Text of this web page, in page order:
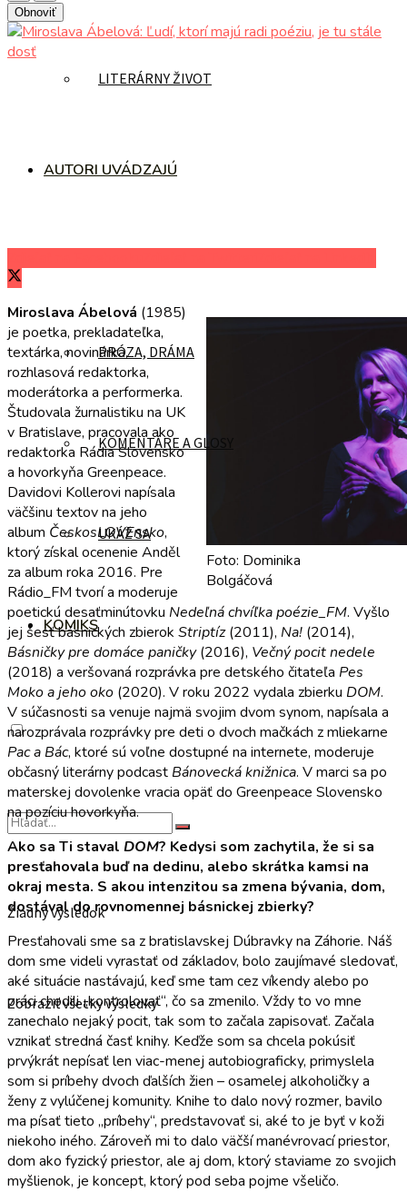
LITERÁRNY ŽIVOT
AUTORI UVÁDZAJÚ
PRÓZA, DRÁMA
KOMENTÁRE A GLOSY
UKÁŽ SA
KOMIKS
Žiadny výsledok
Zobraziť všetky výsledky
Obnoviť
Foto: Dominika
Bolgáčová
Miroslava Ábelová (1985)
je poetka, prekladateľka,
textárka, novinárka,
rozhlasová redaktorka,
moderátorka a performerka.
Študovala žurnalistiku na UK
v Bratislave, pracovala ako
redaktorka Rádia Slovensko
a hovorkyňa Greenpeace.
Davidovi Kollerovi napísala
väčšinu textov na jeho
album ČeskosLOVEnsko,
ktorý získal ocenenie Anděl
za album roka 2016. Pre
Rádio_FM tvorí a moderuje
poetickú desaťminútovku Nedeľná chvíľka poézie_FM. Vyšlo
jej šesť básnických zbierok Striptíz(2011), Na! (2014),
Básničky pre domáce paničky(2016), Večný pocit nedele
(2018) a veršovaná rozprávka pre detského čitateľa Pes
Moko a jeho oko (2020). V roku 2022 vydala zbierku DOM.
V súčasnosti sa venuje najmä svojim dvom synom, napísala a
narozprávala rozprávky pre deti o dvoch mačkách z mliekarne
Pac a Bác, ktoré sú voľne dostupné na internete, moderuje
občasný literárny podcast Bánovecká knižnica. V marci sa po
materskej dovolenke vracia opäť do Greenpeace Slovensko
na pozíciu hovorkyňa.
Ako sa Ti staval DOM? Kedysi som zachytila, že si sa
presťahovala buď na dedinu, alebo skrátka kamsi na
okraj mesta. S akou intenzitou sa zmena bývania, dom,
dostával do rovnomennej básnickej zbierky?
Presťahovali sme sa z bratislavskej Dúbravky na Záhorie. Náš
dom sme videli vyrastať od základov, bolo zaujímavé sledovať,
aké situácie nastávajú, keď sme tam cez víkendy alebo po
práci chodili „kontrolovať“, čo sa zmenilo. Vždy to vo mne
zanechalo nejaký pocit, tak som to začala zapisovať. Začala
vznikať stredná časť knihy. Keďže som sa chcela pokúsiť
prvýkrát nepísať len viac-menej autobiograficky, primyslela
som si príbehy dvoch ďalších žien – osamelej alkoholičky a
ženy z vylúčenej komunity. Knihe to dalo nový rozmer, bavilo
ma písať tieto „príbehy“, predstavovať si, aké to je byť v koži
niekoho iného. Zároveň mi to dalo väčší manévrovací priestor,
dom ako fyzický priestor, ale aj dom, ktorý staviame zo svojich
myšlienok, je koncept, ktorý pod seba pojme všeličo.